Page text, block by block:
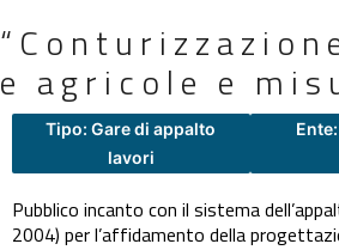
e agricole e
Tipo: Gare di appalto
lavori
Pubblico incanto con il sistema
2004) per l’affidamento della